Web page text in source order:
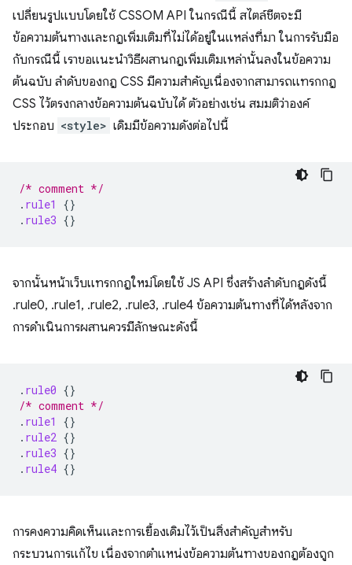
เปลี่ยนรูปแบบโดยใช้ CSSOM API ในกรณีนี้ สไตล์ชีตจะมี
ข้อความต้นทางและกฎเพิ่มเติมที่ไม่ได้อยู่ในแหล่งที่มา ในการรับมือ
กับกรณีนี้ เราขอแนะนำวิธีผสานกฎเพิ่มเติมเหล่านั้นลงในข้อความ
ต้นฉบับ ลำดับของกฎ CSS มีความสำคัญเนื่องจากสามารถแทรกกฎ
CSS ไว้ตรงกลางข้อความต้นฉบับได้ ตัวอย่างเช่น สมมติว่าองค์
ประกอบ <style> เดิมมีข้อความดังต่อไปนี้
/* comment */
. rule1
{}
. rule3 {}
จากนั้นหน้าเว็บแทรกกฎใหม่โดยใช้ JS API ซึ่งสร้างลําดับกฎดังนี้
.rule0, .rule1, .rule2, .rule3, .rule4 ข้อความต้นทางที่ได้หลังจาก
การดำเนินการผสานควรมีลักษณะดังนี้
. rule0 {}
/* comment */
. rule1
{}
. rule2 {}
. rule3 {}
. rule4 {}
การคงความคิดเห็นและการเยื้องเดิมไว้เป็นสิ่งสำคัญสำหรับ
กระบวนการแก้ไข เนื่องจากตําแหน่งข้อความต้นทางของกฎต้องถูก